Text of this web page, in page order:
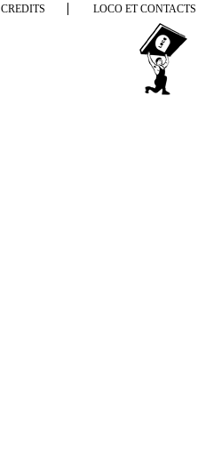
CREDITS LOCO ET CONTACTS